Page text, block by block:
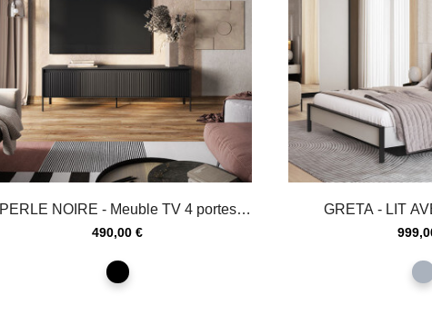
PERLE NOIRE - Meuble TV 4 portes
avec éclairage...
Prix
490,00 €
noir
GRETA - LIT
RELEVABLE
Prix